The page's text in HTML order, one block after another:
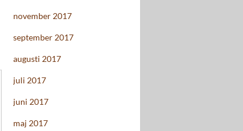
november 2017
september 2017
augusti 2017
juli 2017
juni 2017
maj 2017